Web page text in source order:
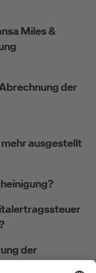
Miles &
der
ausgestellt
der